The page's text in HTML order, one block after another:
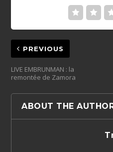
PREVIOUS
LIVE EMBRUNMAN : la
remontée de Zamora
ABOUT THE